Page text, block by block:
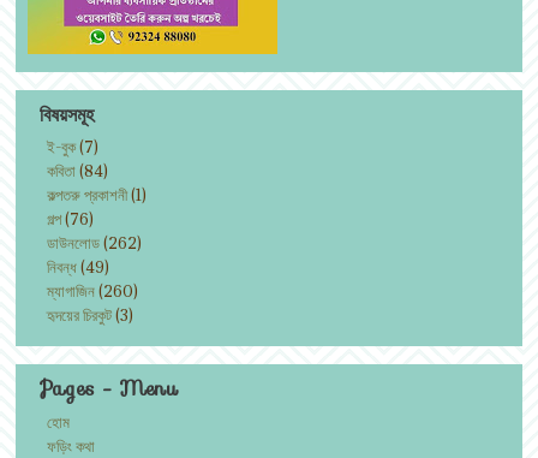
বিষয়সমূহ
ই-বুক(7)
কবিতা(84)
কল্পতরু প্রকাশনী(1)
গল্প(76)
ডাউনলোড(262)
নিবন্ধ(49)
ম্যাগাজিন(260)
হৃদয়ের চিরকুট(3)
Pages - Menu
হোম
ফড়িং কথা